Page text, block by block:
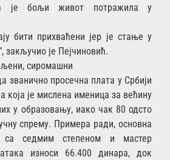
је бољи живот потражила у
бити прихваћени јер је стање у
закључио је Пејчиновић.
сиромашни
званично просечна плата у Србији
која је мислена именица за већину
у образовању, иако чак 80 одсто
спрему. Примера ради, основна
са седмим степеном и мастер
износи 66.400 динара, док